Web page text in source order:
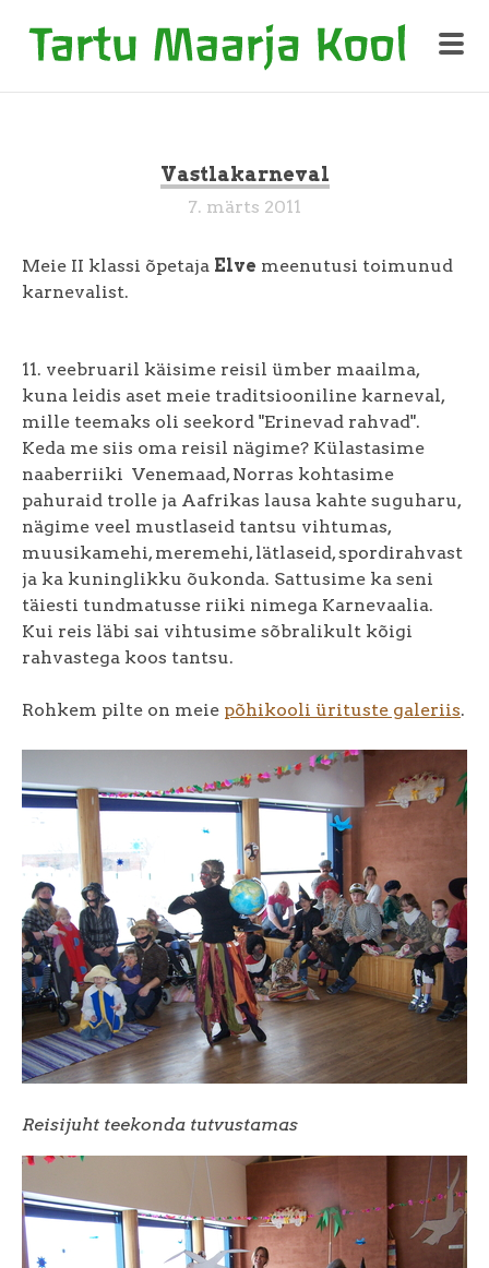
Vastlakarneval
7. märts 2011
Meie II klassi õpetaja Elve meenutusi toimunud
karnevalist.
11. veebruaril käisime reisil ümber maailma,
kuna leidis aset meie traditsiooniline karneval,
mille teemaks oli seekord "Erinevad rahvad".
Keda me siis oma reisil nägime? Külastasime
naaberriiki Venemaad, Norras kohtasime
pahuraid trolle ja Aafrikas lausa kahte suguharu,
nägime veel mustlaseid tantsu vihtumas,
muusikamehi, meremehi, lätlaseid, spordirahvast
ja ka kuninglikku õukonda. Sattusime ka seni
täiesti tundmatusse riiki nimega Karnevaalia.
Kui reis läbi sai vihtusime sõbralikult kõigi
rahvastega koos tantsu.
Rohkem pilte on meie põhikooli ürituste galeriis.
Reisijuht teekonda tutvustamas